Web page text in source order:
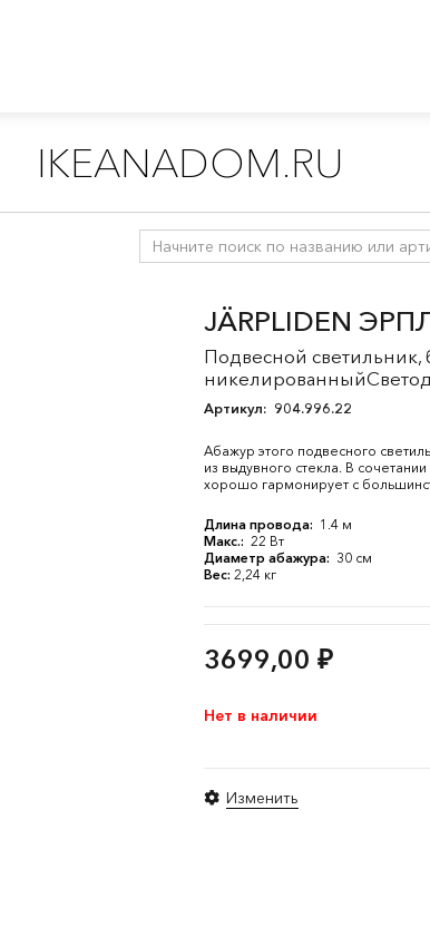
IKEANADOM.RU
JÄRPLIDEN
Подвесной светильник,
Артикул: 904.996.22
Абажур этого подвесного
из выдувного стекла. В
хорошо гармонирует с
Длина провода: 1.4 м
Макс.: 22 Вт
Диаметр абажура: 30 см
Вес: 2,24 кг
3699,00 ₽
Нет в наличии
Изменить